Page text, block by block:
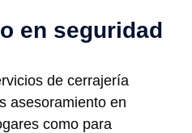
en seguridad
de cerrajería
asesoramiento en
como para